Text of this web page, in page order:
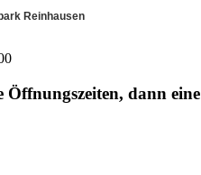
Reinhausen
Öffnungszeiten, dann eine